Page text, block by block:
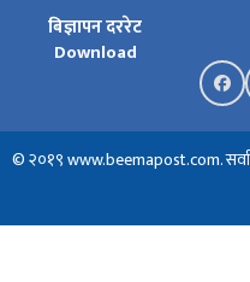
बिज्ञापन दररेट
Download
© २०१९ www.beemapost.com.